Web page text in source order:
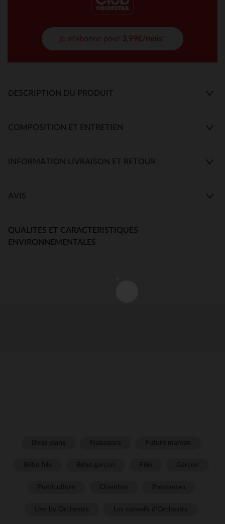
je m'abonne pour 3,99€/mois*
DESCRIPTION DU PRODUIT
COMPOSITION ET ENTRETIEN
INFORMATION LIVRAISON ET RETOUR
AVIS
QUALITES ET CARACTERISTIQUES
ENVIRONNEMENTALES